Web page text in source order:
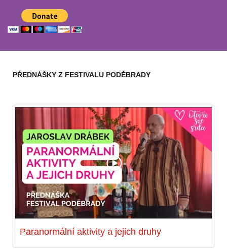
PŘEDNÁŠKY Z FESTIVALU PODĚBRADY
Paranormální aktivity a jejich druhy